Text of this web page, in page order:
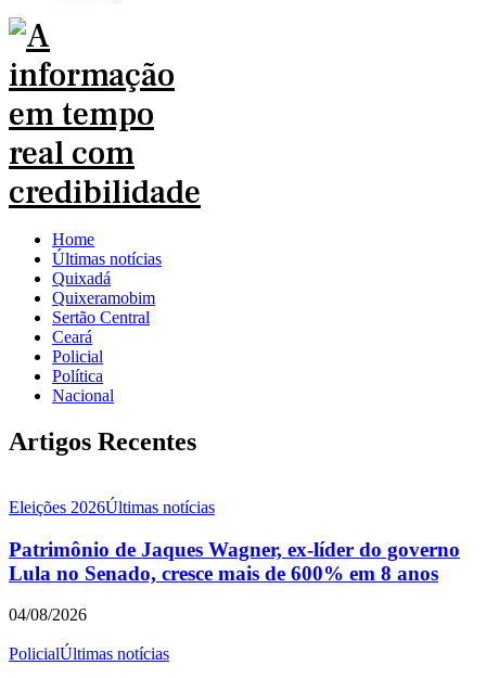
Home
Últimas notícias
Quixadá
Quixeramobim
Sertão Central
Ceará
Policial
Política
Nacional
Artigos Recentes
Eleições 2026Últimas notícias
Patrimônio de Jaques Wagner, ex-líder do governo
Lula no Senado, cresce mais de 600% em 8 anos
04/08/2026
PolicialÚltimas notícias